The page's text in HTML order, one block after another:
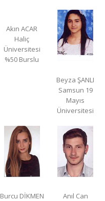
Akın ACAR
Haliç
Üniversitesi
%50 Burslu
Beyza ŞANLI
Samsun 19
Mayıs
Üniversitesi
Burcu DİKMEN
Anıl Can